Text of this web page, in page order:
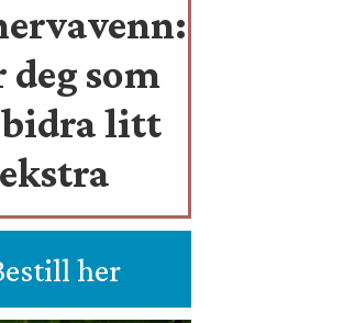
deg som
litt
ekstra
her